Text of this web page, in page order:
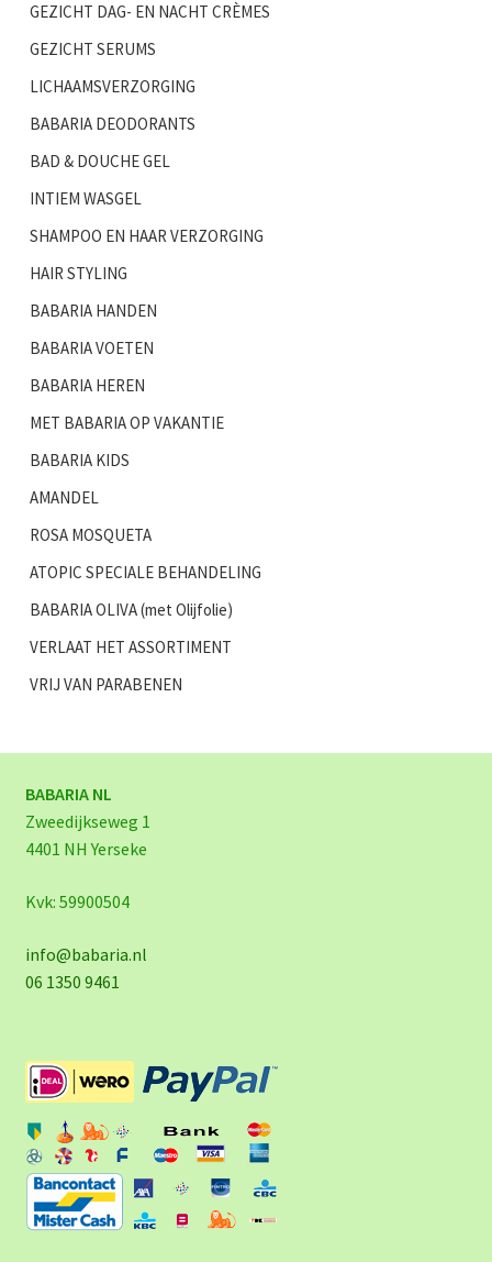
GEZICHT DAG- EN NACHT CRÈMES
GEZICHT SERUMS
LICHAAMSVERZORGING
BABARIA DEODORANTS
BAD & DOUCHE GEL
INTIEM WASGEL
SHAMPOO EN HAAR VERZORGING
HAIR STYLING
BABARIA HANDEN
BABARIA VOETEN
BABARIA HEREN
MET BABARIA OP VAKANTIE
BABARIA KIDS
AMANDEL
ROSA MOSQUETA
ATOPIC SPECIALE BEHANDELING
BABARIA OLIVA (met Olijfolie)
VERLAAT HET ASSORTIMENT
VRIJ VAN PARABENEN
BABARIA NL
Zweedijkseweg 1
4401 NH Yerseke
Kvk: 59900504
info@babaria.nl
06 1350 9461